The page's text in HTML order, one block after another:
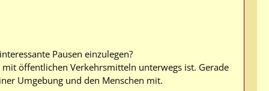
Pausen einzulegen?
öffentlichen Verkehrsmitteln unterwegs ist. Gerade
Umgebung und den Menschen mit.